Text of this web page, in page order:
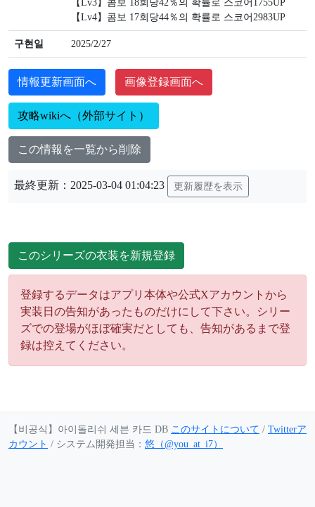
【Lv4】콤보 17회당44％의 확률로 스코어2983UP
구현일 2025/2/27
情報更新画面へ 画像登録画面へ
攻略wikiへ（外部サイト）
この情報を一覧から削除
最終更新：2025-03-04 01:04:23 更新履歴を表示
このシリーズの衣装を新規登録
登録するデータはアプリ本体や公式Xアカウントから
実装日の告知があったものだけにして下さい。シリー
ズでの登場がほぼ確実だとしても、告知があるまで登
録は控えてください。
【비공식】아이돌리쉬 세븐 카드 DB このサイトについて / Twitterア
カウント / システム開発担当： 悠（@you_at_i7）